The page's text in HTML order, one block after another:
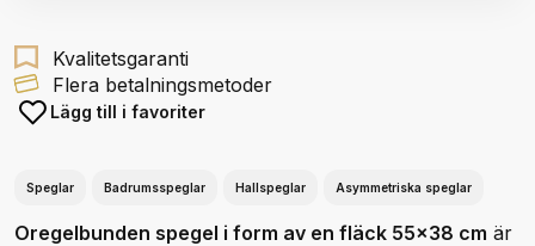
Kvalitetsgaranti
Flera betalningsmetoder
Lägg till i favoriter
Speglar Badrumsspeglar Hallspeglar Asymmetriska speglar
Oregelbunden spegel i form av en fläck 55x38 cm är